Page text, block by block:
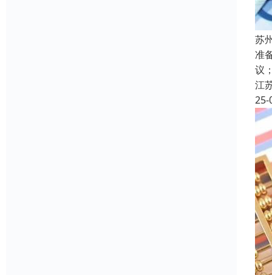
苏
准
议
江
25-